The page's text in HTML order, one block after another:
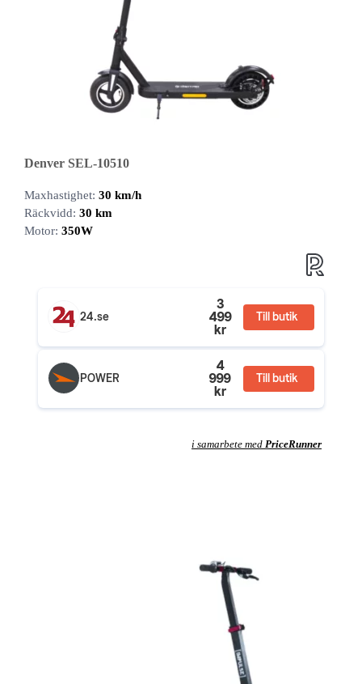
Denver SEL-10510
Maxhastighet: 30 km/h
Räckvidd: 30 km
Motor: 350W
24.se
3
499
kr
Till butik
POWER
4
999
kr
Till butik
i samarbete med PriceRunner